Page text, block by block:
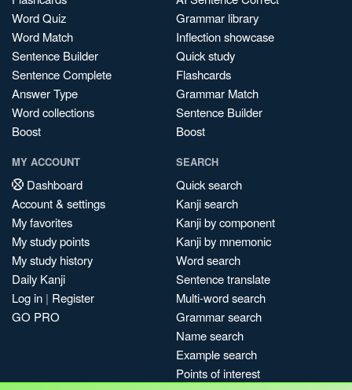
Word Quiz
Word Match
Sentence Builder
Sentence Complete
Answer Type
Word collections
Boost
Grammar library
Inflection showcase
Quick study
Flashcards
Grammar Match
Sentence Builder
Boost
MY ACCOUNT
Dashboard
Account & settings
My favorites
My study points
My study history
Daily Kanji
Log in | Register
GO PRO
SEARCH
Quick search
Kanji search
Kanji by component
Kanji by mnemonic
Word search
Sentence translate
Multi-word search
Grammar search
Name search
Example search
Points of interest